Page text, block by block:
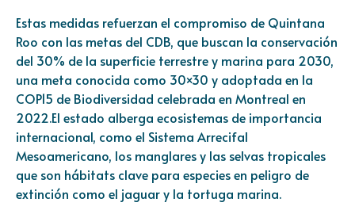
Estas medidas refuerzan el compromiso de Quintana
Roo con las metas del CDB, que buscan la conservación
del 30% de la superficie terrestre y marina para 2030,
una meta conocida como 30×30 y adoptada en la
COP15 de Biodiversidad celebrada en Montreal en
2022.El estado alberga ecosistemas de importancia
internacional, como el Sistema Arrecifal
Mesoamericano, los manglares y las selvas tropicales
que son hábitats clave para especies en peligro de
extinción como el jaguar y la tortuga marina.